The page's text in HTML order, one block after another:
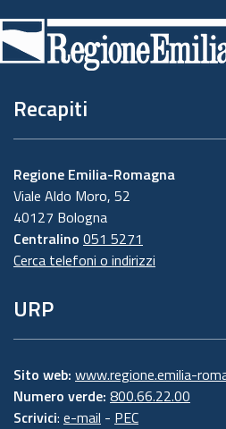
di
pagina
Recapiti
Regione Emilia-Romagna
Viale Aldo Moro, 52
40127 Bologna
Centralino 051 5271
Cerca telefoni o indirizzi
URP
Sito web: www.regione.emilia-
Numero verde: 800.66.22.00
Scrivici: e-mail - PEC